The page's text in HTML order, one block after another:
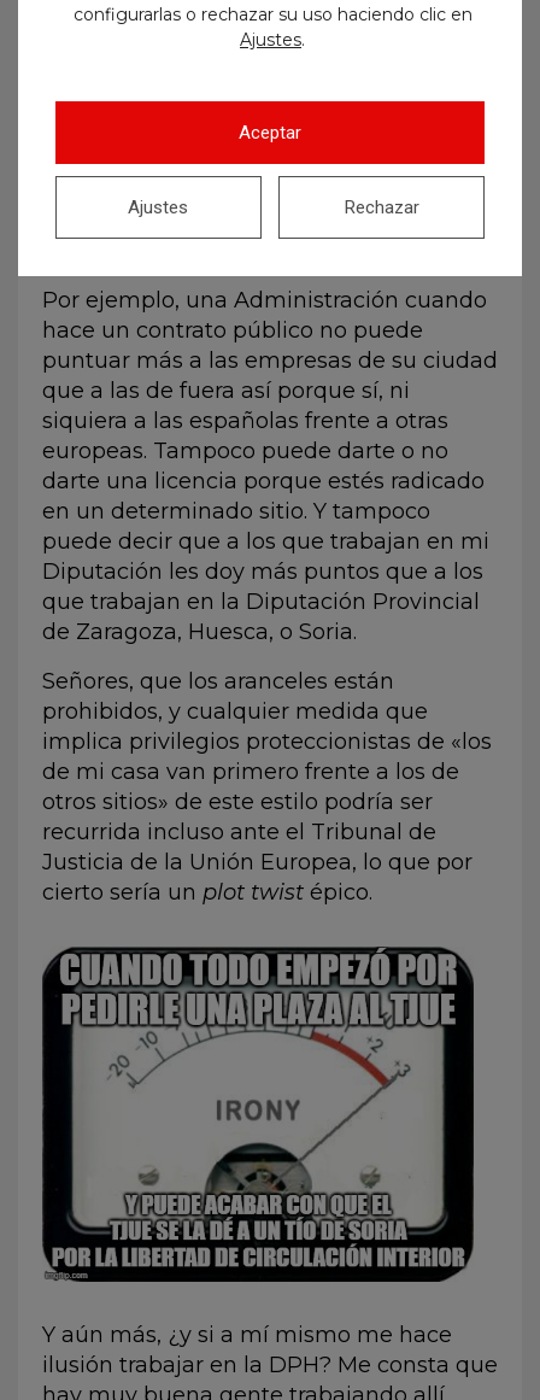
discriminación vulnera uno de los
principios más básicos de la Unión
del territorio de la Unión que recogen los
Tratados fundacionales. No existen
fronteras internas en la UE, y no se puede
indirecta por lugar de residencia o
Por ejemplo, una Administración cuando
hace un contrato público no puede
puntuar más a las empresas de su ciudad
que a las de fuera así porque sí, ni
siquiera a las españolas frente a otras
europeas. Tampoco puede darte o no
darte una licencia porque estés radicado
en un determinado sitio. Y tampoco
puede decir que a los que trabajan en mi
Diputación les doy más puntos que a los
que trabajan en la Diputación Provincial
de Zaragoza, Huesca, o Soria.
Señores, que los aranceles están
prohibidos, y cualquier medida que
implica privilegios proteccionistas de «los
de mi casa van primero frente a los de
otros sitios» de este estilo podría ser
recurrida incluso ante el Tribunal de
Justicia de la Unión Europea, lo que por
cierto sería un plot twist épico.
Y aún más, ¿y si a mí mismo me hace
ilusión trabajar en la DPH? Me consta que
configurarlas o rechazar su uso haciendo clic en
Ajustes.
Aceptar
Rechazar
Ajustes